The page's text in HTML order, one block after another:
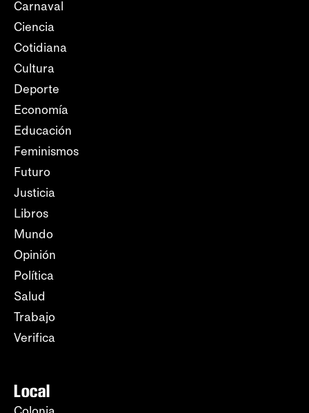
Carnaval
Ciencia
Cotidiana
Cultura
Deporte
Economía
Educación
Feminismos
Futuro
Justicia
Libros
Mundo
Opinión
Política
Salud
Trabajo
Verifica
Local